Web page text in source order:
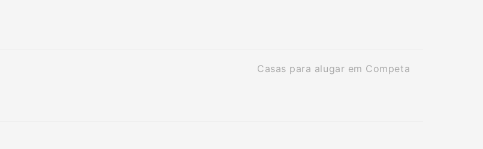
Casas para alugar em Competa